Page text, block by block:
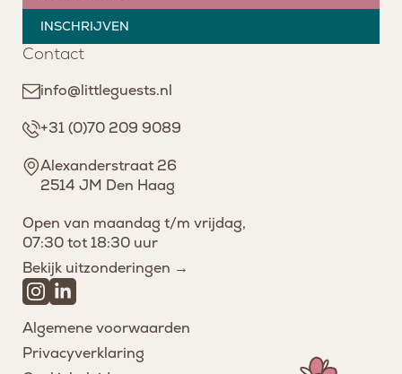
INSCHRIJVEN
Contact
info@littleguests.nl
+31 (0)70 209 9089
Alexanderstraat 26
2514 JM Den Haag
Open van maandag t/m vrijdag,
07:30 tot 18:30 uur
Bekijk uitzonderingen →
Algemene voorwaarden
Privacyverklaring